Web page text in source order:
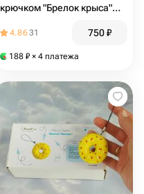
крючком "Брелок крыса"
4.8631 750₽
188 ₽ × 4 платежа